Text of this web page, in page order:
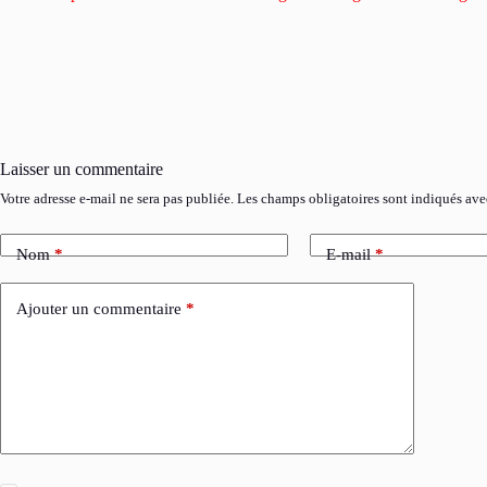
Laisser un commentaire
Votre adresse e-mail ne sera pas publiée. Les champs obligatoires sont indiqués
Nom* E-mail*
Ajouter un commentaire *